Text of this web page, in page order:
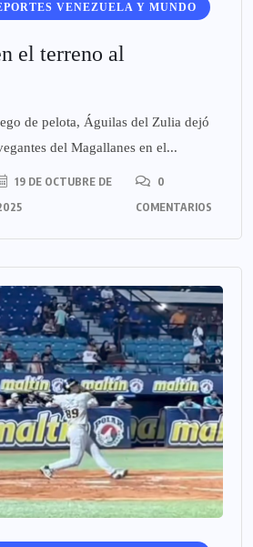
VENEZUELA Y MUNDO
el terreno al
de pelota, Águilas del Zulia dejó
del Magallanes en el...
19 DE OCTUBRE DE
0
COMENTARIOS